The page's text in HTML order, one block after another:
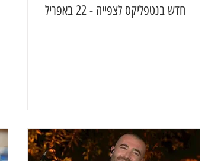
חדש בנטפליקס לצפייה - 22 באפריל